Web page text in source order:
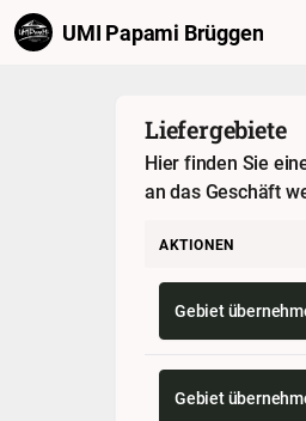
UMI Papami Brüggen
Liefergebiete
Hier finden Sie
an das Geschäft
AKTIONEN
Gebiet
Gebiet